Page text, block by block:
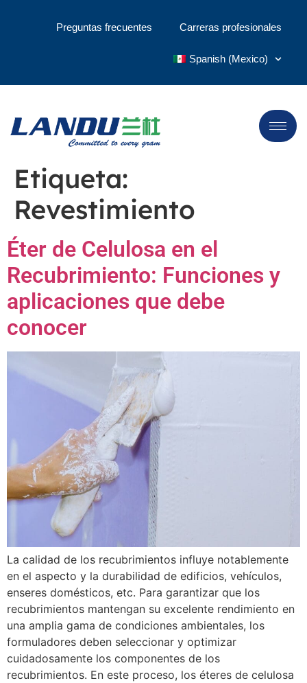
Preguntas frecuentes Carreras profesionales
Spanish (Mexico)
Etiqueta:
Revestimiento
Éter de Celulosa en el
Recubrimiento: Funciones y
aplicaciones que debe
conocer
La calidad de los recubrimientos influye notablemente
en el aspecto y la durabilidad de edificios, vehículos,
enseres domésticos, etc. Para garantizar que los
recubrimientos mantengan su excelente rendimiento en
una amplia gama de condiciones ambientales, los
formuladores deben seleccionar y optimizar
cuidadosamente los componentes de los
recubrimientos. En este proceso, los éteres de celulosa